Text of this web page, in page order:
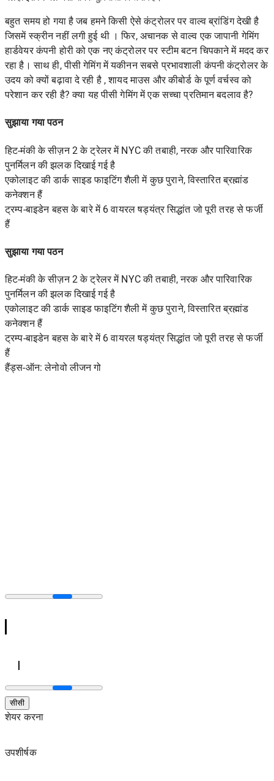
बहुत समय हो गया है जब हमने किसी ऐसे कंट्रोलर पर वाल्व ब्रांडिंग देखी है
जिसमें स्क्रीन नहीं लगी हुई थी । फिर, अचानक से वाल्व एक जापानी गेमिंग
हार्डवेयर कंपनी होरी को एक नए कंट्रोलर पर स्टीम बटन चिपकाने में मदद कर
रहा है। साथ ही, पीसी गेमिंग में यकीनन सबसे प्रभावशाली कंपनी कंट्रोलर के
उदय को क्योंबढ़ावा दे रही है , शायद माउस और कीबोर्ड के पूर्ण वर्चस्व को
परेशान कर रही है? क्या यह पीसी गेमिंग में एक सच्चा प्रतिमान बदलाव है?
सुझाया गया पठन
हिट-मंकी के सीज़न 2 के ट्रेलर में NYC की तबाही, नरक और पारिवारिक
पुनर्मिलन की झलक दिखाई गई है
एकोलाइट की डार्क साइड फाइटिंग शैली में कुछ पुराने, विस्तारित ब्रह्मांड
कनेक्शन हैं
ट्रम्प-बाइडेन बहस के बारे में 6 वायरल षड्यंत्र सिद्धांत जो पूरी तरह से फर्जी
हैं
सुझाया गया पठन
हिट-मंकी के सीज़न 2 के ट्रेलर में NYC की तबाही, नरक और पारिवारिक
पुनर्मिलन की झलक दिखाई गई है
एकोलाइट की डार्क साइड फाइटिंग शैली में कुछ पुराने, विस्तारित ब्रह्मांड
कनेक्शन हैं
ट्रम्प-बाइडेन बहस के बारे में 6 वायरल षड्यंत्र सिद्धांत जो पूरी तरह से फर्जी
हैं
हैंड्स-ऑन: लेनोवो लीजन गो
सीसी
शेयर करना
उपशीर्षक